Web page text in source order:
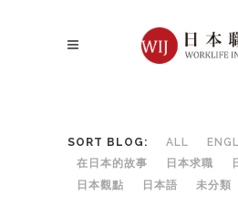
SORT BLOG: ALL
在日本的故事
日本求職
日本觀點
日本語 未分類